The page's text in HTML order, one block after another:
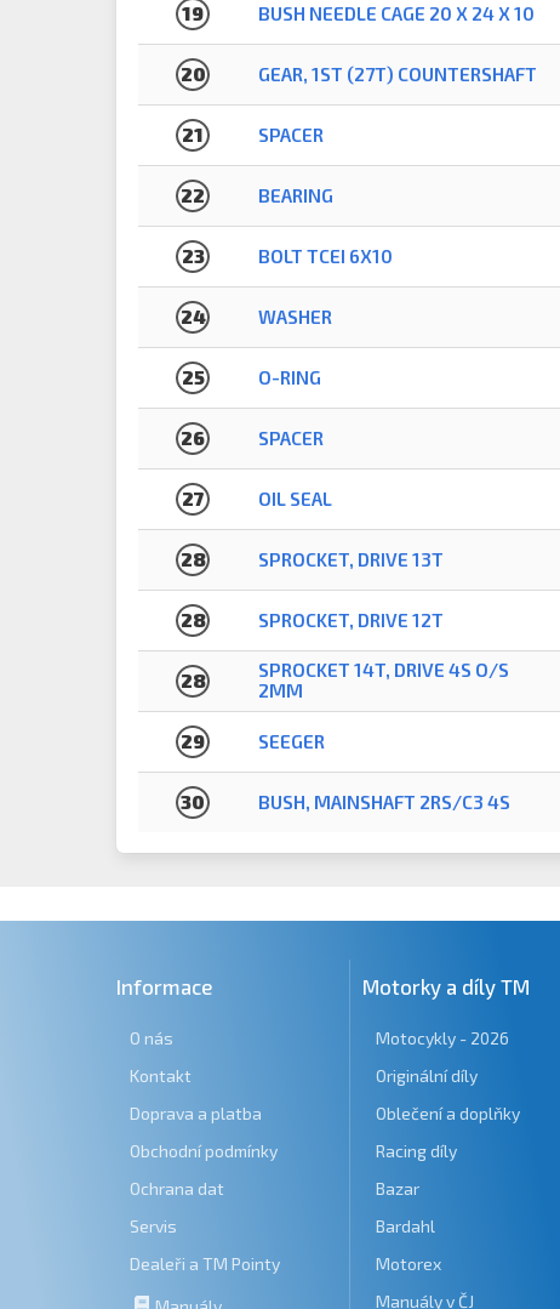
19 BUSH NEEDLE CAGE 20 X 24 X 10
20 GEAR, 1ST (27T) COUNTERSHAFT
21 SPACER
22 BEARING
23 BOLT TCEI 6X10
24 WASHER
25 O-RING
26 SPACER
27 OIL SEAL
28 SPROCKET, DRIVE 13T
28 SPROCKET, DRIVE 12T
28
SPROCKET 14T, DRIVE 4S O/S
2MM
29 SEEGER
30 BUSH, MAINSHAFT 2RS/C3 4S
Informace
O nás
Kontakt
Doprava a platba
Obchodní podmínky
Ochrana dat
Servis
Dealeři a TM Pointy
Motorky a díly TM
Motocykly - 2026
Originální díly
Oblečení a doplňky
Racing díly
Bazar
Bardahl
Motorex
Manuály v ČJ